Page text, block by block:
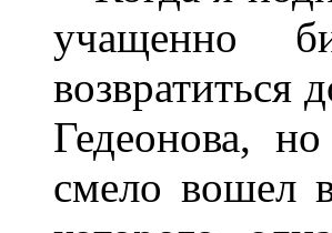
учащенно
возвратиться
Гедеонова,
смело вошел